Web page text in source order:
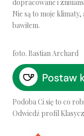
dopracowane i
Nie są to moje
bawiłem.
foto. Bastian Archard
Podoba Ci się to co
Odwiedź profil